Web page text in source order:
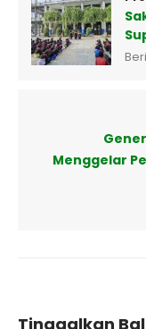
Menggelar
Tinggalkan